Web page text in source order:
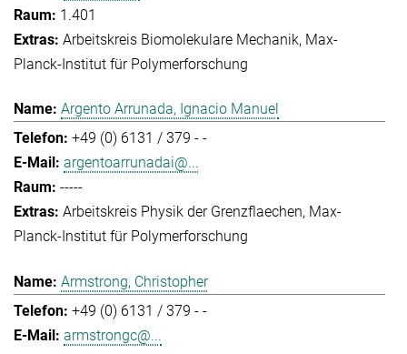
1.401
Arbeitskreis Biomolekulare Mechanik Max-
Planck-Institut für Polymerforschung
Argento Arrunada, Ignacio Manuel
+49 (0) 6131 / 379 - -
argentoarrunadai@...
-----
Arbeitskreis Physik der Grenzflaechen Max-
Planck-Institut für Polymerforschung
Armstrong, Christopher
+49 (0) 6131 / 379 - -
armstrongc@...